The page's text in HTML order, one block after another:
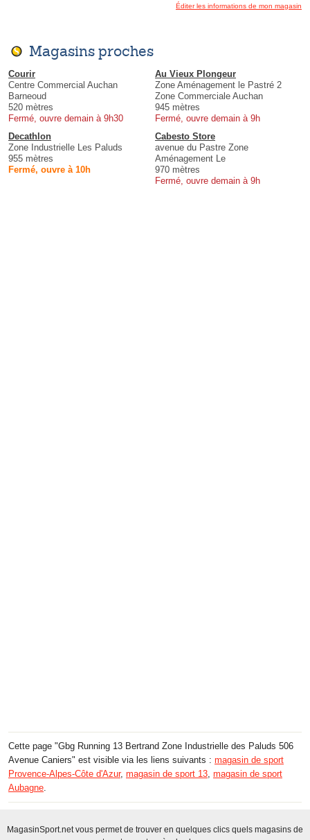
Éditer les informations de mon magasin
Magasins proches
Courir
Centre Commercial Auchan
Barneoud
520 mètres
Fermé, ouvre demain à 9h30
Au Vieux Plongeur
Zone Aménagement le Pastré 2
Zone Commerciale Auchan
945 mètres
Fermé, ouvre demain à 9h
Decathlon
Zone Industrielle Les Paluds
955 mètres
Fermé, ouvre à 10h
Cabesto Store
avenue du Pastre Zone
Aménagement Le
970 mètres
Fermé, ouvre demain à 9h
Cette page "Gbg Running 13 Bertrand Zone Industrielle des Paluds 506
Avenue Caniers" est visible via les liens suivants : magasin de sport
Provence-Alpes-Côte d'Azur, magasin de sport 13, magasin de sport
Aubagne.
MagasinSport.net vous permet de trouver en quelques clics quels magasins de